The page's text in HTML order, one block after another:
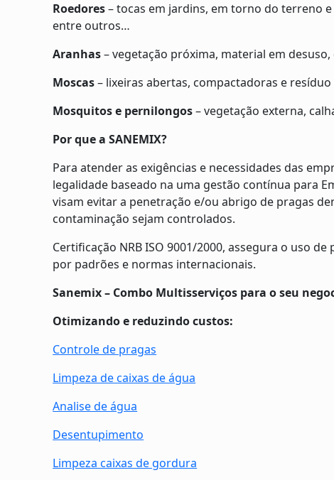
Roedores– tocas em jardins, em torno do terreno
entre outros…
Aranhas– vegetação próxima, material em
Moscas– lixeiras abertas, compactadoras e
Mosquitos e pernilongos– vegetação externa,
Por que a SANEMIX?
Para atender as exigências e necessidades das
legalidade baseado na uma gestão contínua para
visam evitar a penetração e/ou abrigo de pragas
contaminação sejam controlados.
Certificação NRB ISO 9001/2000, assegura o uso
por padrões e normas internacionais.
Sanemix – Combo Multisserviços para o seu
Otimizando e reduzindo custos:
Controle de pragas
Limpeza de caixas de água
Analise de água
Desentupimento
Limpeza caixas de gordura